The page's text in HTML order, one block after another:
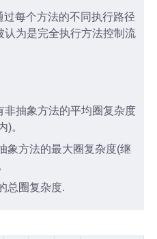
过每个方法的不同执行路径
认为是完全执行方法控制流
非抽象方法的平均圈复杂度
)。
象方法的最大圈复杂度(继
总圈复杂度.